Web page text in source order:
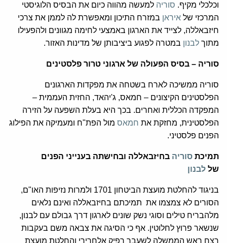
וכלכלי מקיף. סוריה למעשה מהווה כיום את הבסיס הלוגיסטי
המרכזי של איראן במזרח התיכון ומאפשרת לה לממן את צרכי
חיזבאללה, לצייד את הארגון באמצעי לחימה מגוונים ולהפעילו
מתוך לבנון במטרה לפגוע ביציבותן של מדינות האזור.
סוריה – בסיס הפעולה של ארגוני טרור פלסטינים
סוריה ממשיכה לארח בשטחה את מפקדות הארגונים
הפלסטינים הקיצונים – חמאס, ג'יהאד, החזית העממית –
המפקדה הכללית ואחרים. בכך היא בעלת השפעה על הזירה
הפלסטינית, מחזקת את חמאס מול הפת"ח ומעמיקה את הפילוג
הפנים פלסטיני.
תמיכת סוריה בחיזבאללה ובחישתה בענייני הפנים
של לבנון
בניגוד להחלטת מועצת הביטחון 1701 ולמרות נזיפות האו"ם,
הסורים לא צמצמו את תמיכתם בחיזבאללה ואינם נלאים
מלהבריח טילים וסוגי נשק שונים לארגון דרך גבולם עם לבנון,
שנשאר פרוץ לחלוטין. אף כי הסיגה את צבאה משם בעקבות
רצח ראש הממשלה לשעבר רפיק אלחרירי והחלטת מועצת